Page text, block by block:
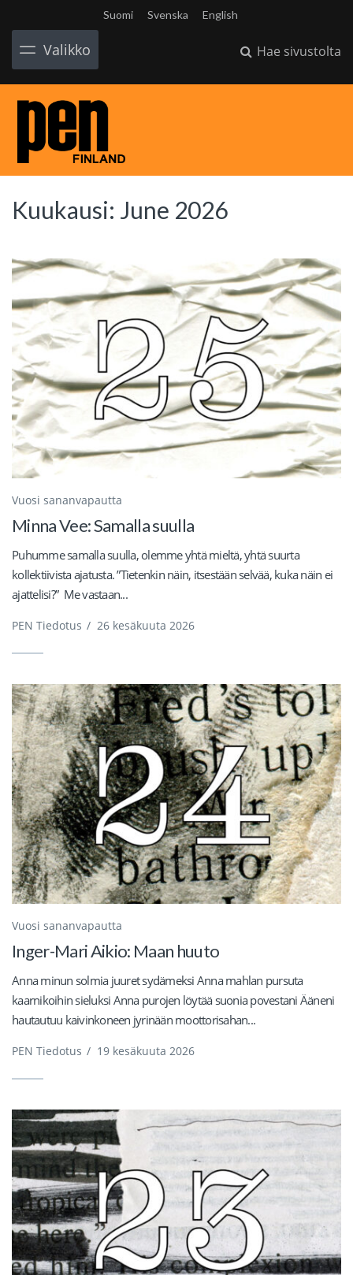
Suomi Svenska English
Valikko Hae sivustolta
Kuukausi: June 2026
Vuosi sananvapautta
Minna Vee: Samalla suulla
Puhumme samalla suulla, olemme yhtä mieltä, yhtä suurta
kollektiivista ajatusta. ”Tietenkin näin, itsestään selvää, kuka näin ei
ajattelisi?” Me vastaan...
PEN Tiedotus / 26 kesäkuuta 2026
Vuosi sananvapautta
Inger-Mari Aikio: Maan huuto
Anna minun solmia juuret sydämeksi Anna mahlan pursuta
kaarnikoihin sieluksi Anna purojen löytää suonia povestani Ääneni
hautautuu kaivinkoneen jyrinään moottorisahan...
PEN Tiedotus / 19 kesäkuuta 2026